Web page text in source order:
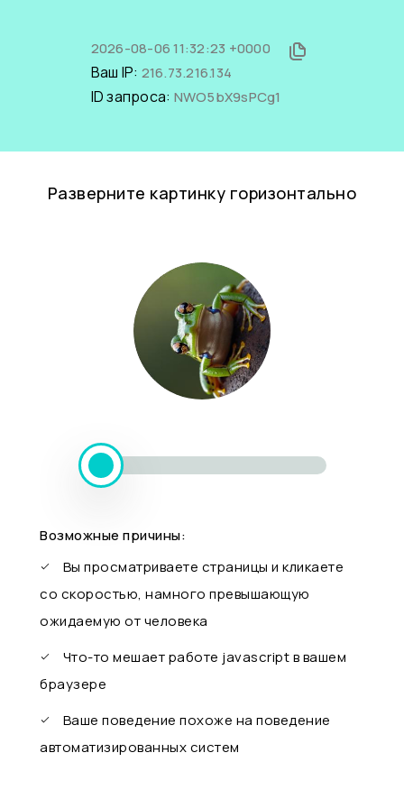
2026-08-06 11:32:23 +0000
Ваш IP: 216.73.216.134
ID запроса: NWO5bX9sPCg1
Разверните картинку горизонтально
Возможные причины:
Вы просматриваете страницы и кликаете
со скоростью, намного превышающую
ожидаемую от человека
Что-то мешает работе javascript в вашем
браузере
Ваше поведение похоже на поведение
автоматизированных систем